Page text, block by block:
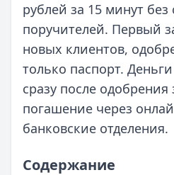
рублей за 15 минут без
поручителей. Первый
новых клиентов,
только паспорт.
сразу после
погашение через
банковские отделения.
Содержание